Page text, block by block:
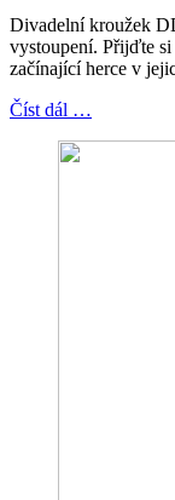
Divadelní kroužek
vystoupení. Přijďte
začínající herce v
Číst dál …